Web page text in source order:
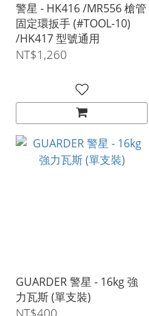
警星 - HK416 /MR556 槍管
固定環扳手 (#TOOL-10)
/HK417 型號通用
NT$1,260
GUARDER 警星 - 16kg 強
力瓦斯 (單支裝)